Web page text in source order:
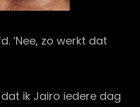
‘Nee, zo werkt dat
ik Jairo iedere dag